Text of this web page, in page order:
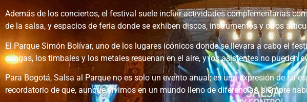
Además de los conciertos, el festival suele incluir actividades complementarias
de la salsa, y espacios de feria donde se exhiben discos, instrumentos y otros
El Parque Simón Bolívar, uno de los lugares icónicos donde se llevara a cabo el
congas, los timbales y los metales resuenan en el aire, y los asistentes no pueden
Para Bogotá, Salsa al Parque no es solo un evento anual; es una expresión de su
recordatorio de que, aunque vivimos en un mundo lleno de diferencias, siempre